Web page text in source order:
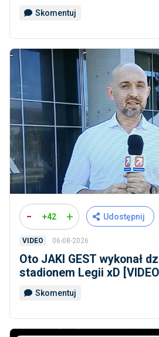
Skomentuj
- +42 + Udostępnij
VIDEO 06-08-2026
Oto JAKI GEST wykonał
stadionem Legii xD [VIDEO]
Skomentuj